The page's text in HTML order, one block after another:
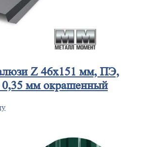
Z 46х151 мм, ПЭ,
мм окрашенный